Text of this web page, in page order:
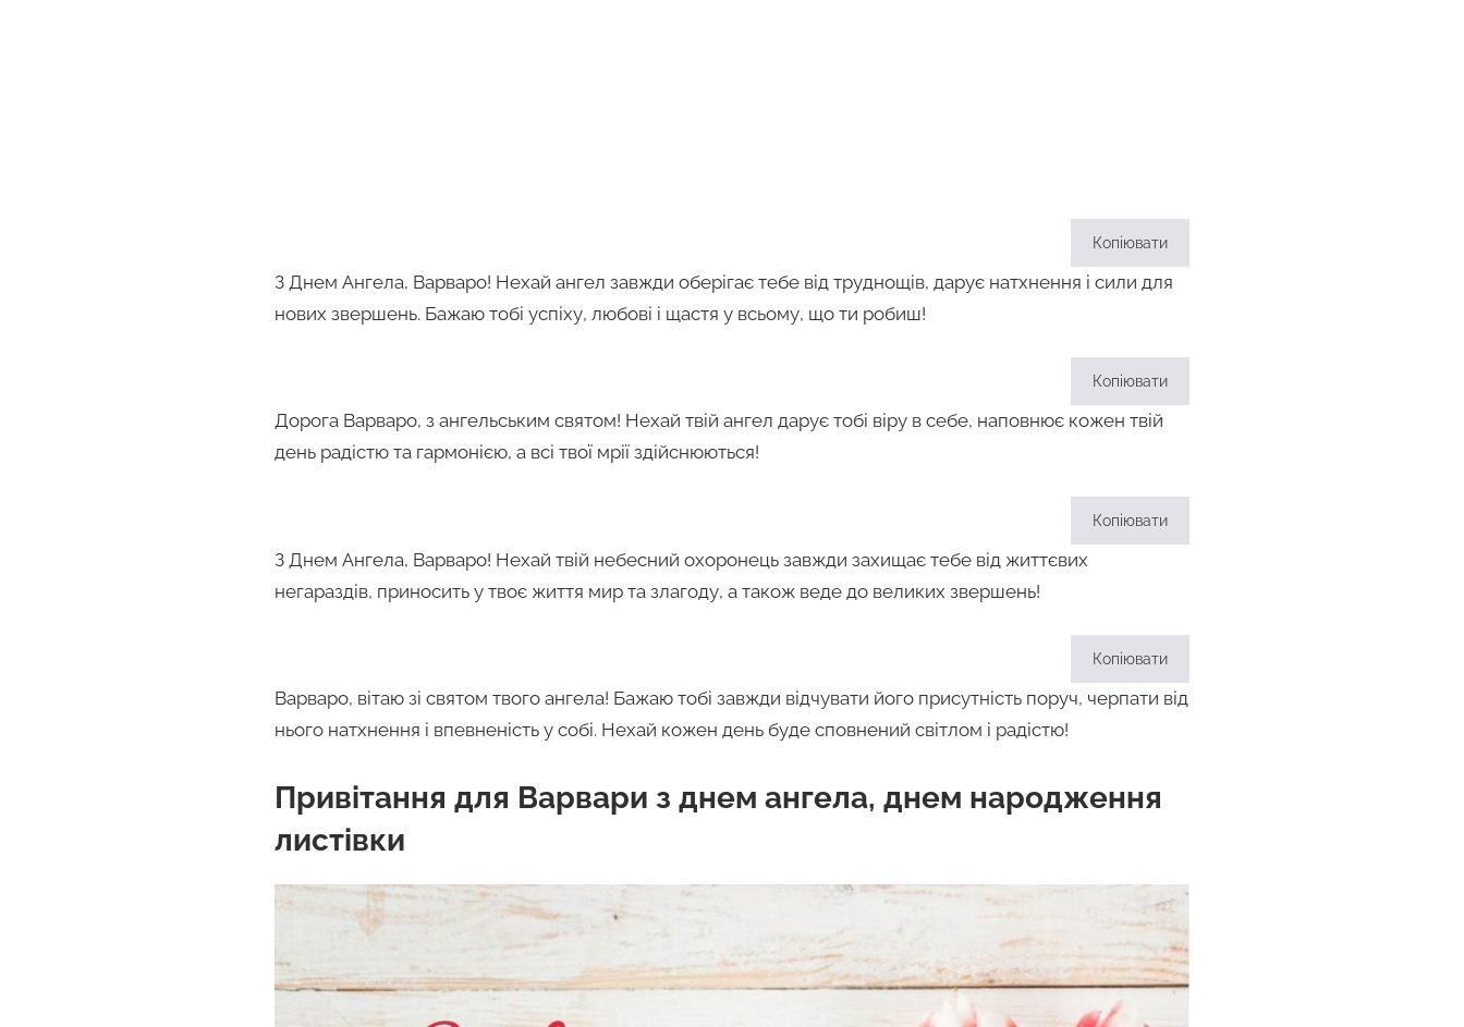
Копіювати
З Днем Ангела, Варваро! Нехай ангел завжди оберігає тебе від труднощів, дарує натхнення і сили для
нових звершень. Бажаю тобі успіху, любові і щастя у всьому, що ти робиш!
Копіювати
Дорога Варваро, з ангельським святом! Нехай твій ангел дарує тобі віру в себе, наповнює кожен твій
день радістю та гармонією, а всі твої мрії здійснюються!
Копіювати
З Днем Ангела, Варваро! Нехай твій небесний охоронець завжди захищає тебе від життєвих
негараздів, приносить у твоє життя мир та злагоду, а також веде до великих звершень!
Копіювати
Варваро, вітаю зі святом твого ангела! Бажаю тобі завжди відчувати його присутність поруч, черпати від
нього натхнення і впевненість у собі. Нехай кожен день буде сповнений світлом і радістю!
Привітання для Варвари з днем ангела, днем народження
листівки